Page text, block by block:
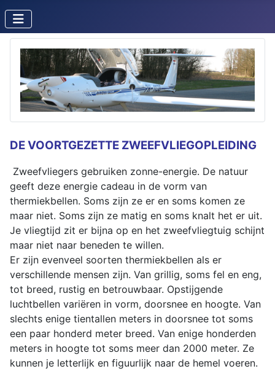
DE VOORTGEZETTE ZWEEFVLIEGOPLEIDING
Zweefvliegers gebruiken zonne-energie. De natuur
geeft deze energie cadeau in de vorm van
thermiekbellen. Soms zijn ze er en soms komen ze
maar niet. Soms zijn ze matig en soms knalt het er uit.
Je vliegtijd zit er bijna op en het zweefvliegtuig schijnt
maar niet naar beneden te willen.
Er zijn evenveel soorten thermiekbellen als er
verschillende mensen zijn. Van grillig, soms fel en eng,
tot breed, rustig en betrouwbaar. Opstijgende
luchtbellen variëren in vorm, doorsnee en hoogte. Van
slechts enige tientallen meters in doorsnee tot soms
een paar honderd meter breed. Van enige honderden
meters in hoogte tot soms meer dan 2000 meter. Ze
kunnen je letterlijk en figuurlijk naar de hemel voeren.